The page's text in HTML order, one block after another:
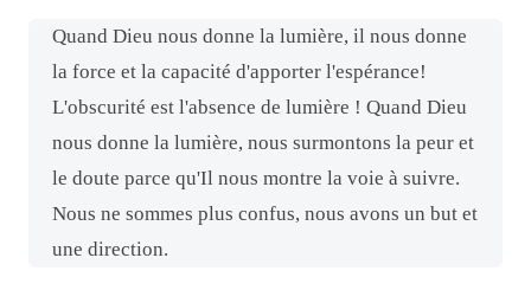
Quand Dieu nous donne la lumière, il nous donne
la force et la capacité d'apporter l'espérance!
L'obscurité est l'absence de lumière ! Quand Dieu
nous donne la lumière, nous surmontons la peur et
le doute parce qu'Il nous montre la voie à suivre.
Nous ne sommes plus confus, nous avons un but et
une direction.